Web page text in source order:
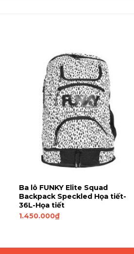
Ba lô FUNKY Elite Squad
Backpack Speckled Họa tiết-
36L-Họa tiết
1.450.000₫